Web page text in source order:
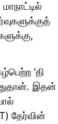
'தி
இதன்
தேர்வின்